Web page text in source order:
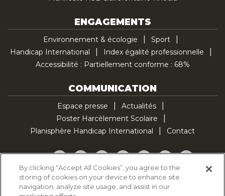
ENGAGEMENTS
Environnement & écologie
Sport
Handicap International
Index égalité professionnelle
Accessibilité : Partiellement conforme : 68%
COMMUNICATION
Espace presse
Actualités
Poster Harcèlement Scolaire
Planisphère Handicap International
Contact
Facebook
TwitterYouTubePinterestInstagramLinkedInTikTok
Politique d'utilisation des cookies
By clicking “Accept All Cookies”, you agree to the
storing of cookies on your device to enhance site
navigation, analyze site usage, and assist in our